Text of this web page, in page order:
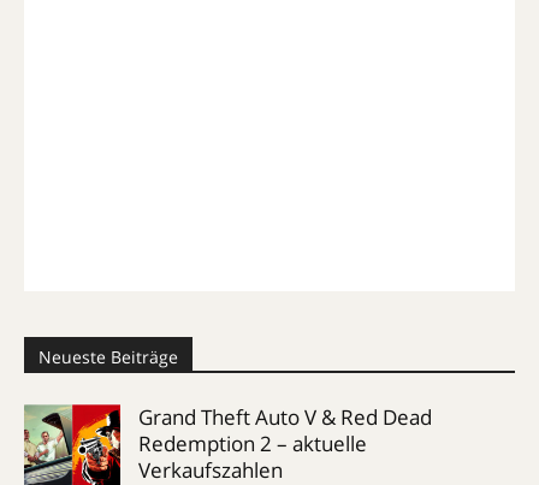
Neueste Beiträge
Grand Theft Auto V & Red Dead
Redemption 2 – aktuelle
Verkaufszahlen